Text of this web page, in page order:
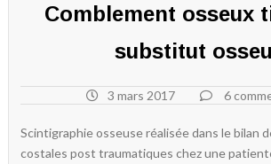
Comblement osseux
substitut
3 mars 2017 6
Scintigraphie osseuse réalisée dans le bilan
costales post traumatiques chez une